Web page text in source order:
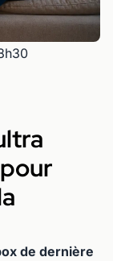
de dernière